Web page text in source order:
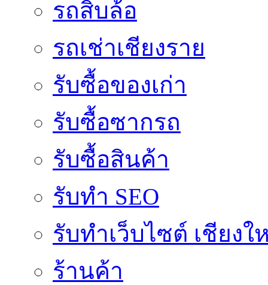
รถสิบล้อ
รถเช่าเชียงราย
รับซื้อของเก่า
รับซื้อซากรถ
รับซื้อสินค้า
รับทำ SEO
รับทำเว็บไซต์ เชียงใ
ร้านค้า